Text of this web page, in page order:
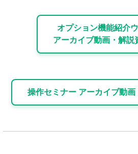
オプション機能紹介
アーカイブ動画・解説
操作セミナー アーカイブ動